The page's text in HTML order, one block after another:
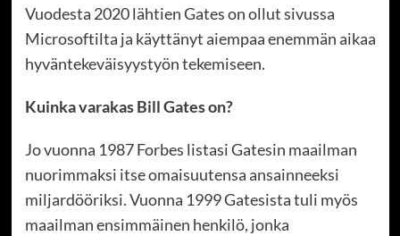
Vuodesta 2020 lähtien Gates on ollut sivussa
Microsoftilta ja käyttänyt aiempaa enemmän aikaa
hyväntekeväisyystyön tekemiseen.
Kuinka varakas Bill Gates on?
Jo vuonna 1987 Forbes listasi Gatesin maailman
nuorimmaksi itse omaisuutensa ansainneeksi
miljardööriksi. Vuonna 1999 Gatesista tuli myös
maailman ensimmäinen henkilö, jonka